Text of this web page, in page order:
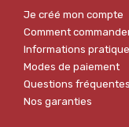
Je créé mon compte
Comment
Informations
Modes de paiement
Questions fréquentes
Nos garanties